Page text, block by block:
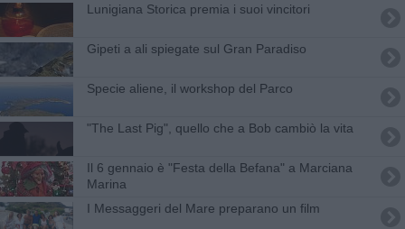
Lunigiana Storica premia i suoi vincitori
Gipeti a ali spiegate sul Gran Paradiso
Specie aliene, il workshop del Parco
"The Last Pig", quello che a Bob cambiò la vita
Il 6 gennaio è "Festa della Befana" a Marciana
Marina
I Messaggeri del Mare preparano un film